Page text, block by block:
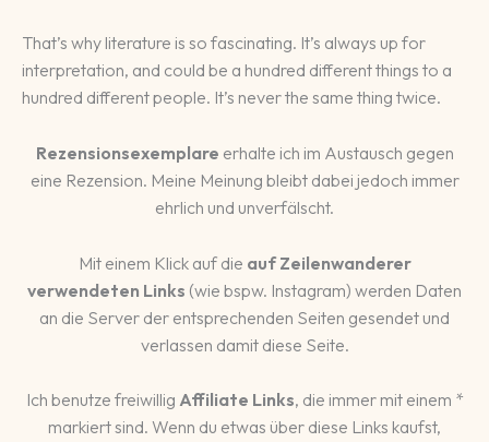
That’s why literature is so fascinating. It’s always up for
interpretation, and could be a hundred different things to a
hundred different people. It’s never the same thing twice.
Rezensionsexemplare erhalte ich im Austausch gegen
eine Rezension. Meine Meinung bleibt dabei jedoch immer
ehrlich und unverfälscht.
Mit einem Klick auf die auf Zeilenwanderer
verwendeten Links (wie bspw. Instagram) werden Daten
an die Server der entsprechenden Seiten gesendet und
verlassen damit diese Seite.
Ich benutze freiwillig Affiliate Links, die immer mit einem *
markiert sind. Wenn du etwas über diese Links kaufst,